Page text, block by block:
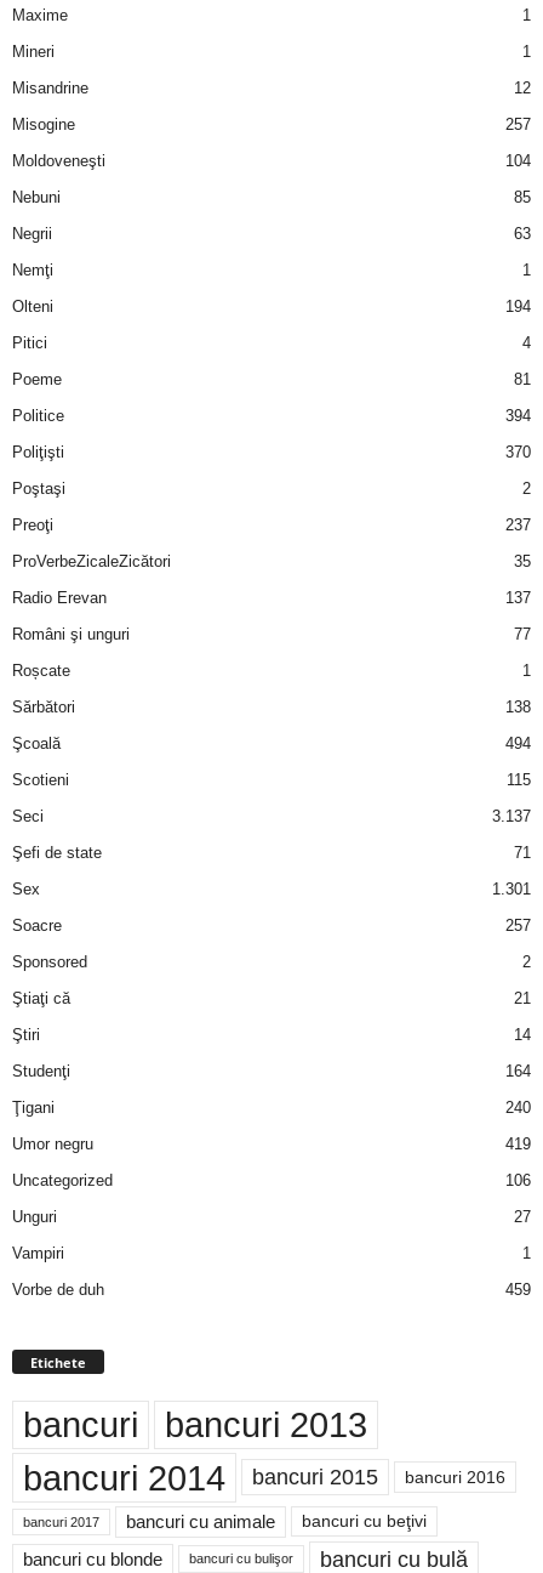
Maxime
1
Mineri
1
Misandrine
12
Misogine
257
Moldoveneşti
104
Nebuni
85
Negrii
63
Nemţi
1
Olteni
194
Pitici
4
Poeme
81
Politice
394
Poliţişti
370
Poştaşi
2
Preoţi
237
ProVerbeZicaleZicători
35
Radio Erevan
137
Români şi unguri
77
Roșcate
1
Sărbători
138
Şcoală
494
Scotieni
115
Seci
3.137
Şefi de state
71
Sex
1.301
Soacre
257
Sponsored
2
Ştiaţi că
21
Ştiri
14
Studenţi
164
Ţigani
240
Umor negru
419
Uncategorized
106
Unguri
27
Vampiri
1
Vorbe de duh
459
Etichete
bancuri bancuri 2013
bancuri 2014 bancuri 2015 bancuri 2016
bancuri 2017 bancuri cu animale bancuri cu beţivi
bancuri cu blonde bancuri cu bulişor bancuri cu bulă